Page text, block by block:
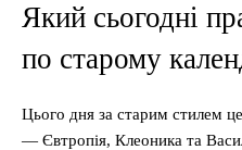
Який сьогодні
по старому
Цього дня за старим стилем
— Євтропія, Клеоника та